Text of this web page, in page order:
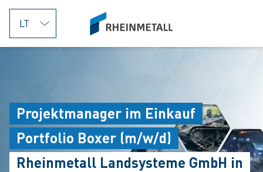
jumpToMain
siteLogo
Projektmanager im Einkauf
Portfolio Boxer (m/w/d)
Rheinmetall Landsysteme GmbH in